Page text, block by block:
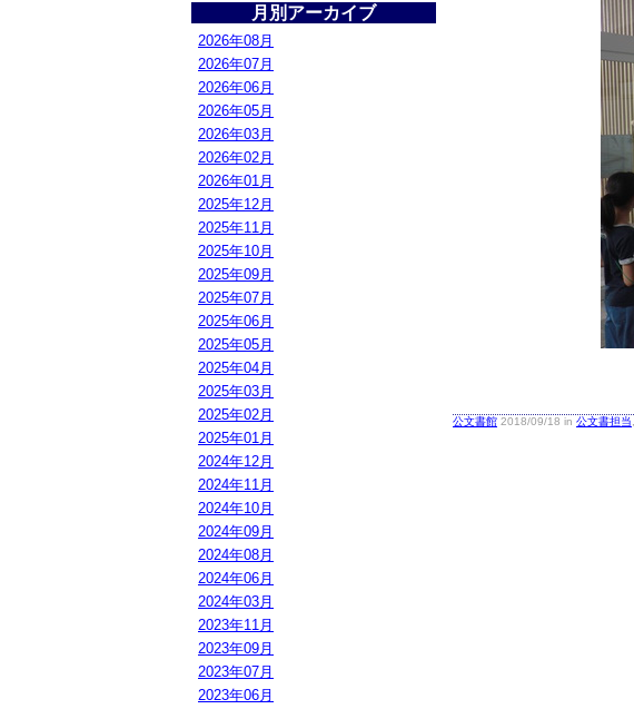
月別アーカイブ
2026年08月
2026年07月
2026年06月
2026年05月
2026年03月
2026年02月
2026年01月
2025年12月
2025年11月
2025年10月
2025年09月
2025年07月
2025年06月
2025年05月
2025年04月
2025年03月
2025年02月
2025年01月
2024年12月
2024年11月
2024年10月
2024年09月
2024年08月
2024年06月
2024年03月
2023年11月
2023年09月
2023年07月
2023年06月
公文書館 2018/09/18 in 公文書担当